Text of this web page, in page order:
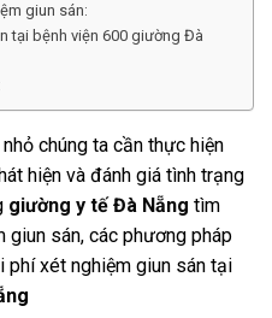
giun sán:
tại bệnh viện 600 giường Đà
chúng ta cần thực hiện
hiện và đánh giá tình trạng
giường y tế Đà Nẵng tìm
giun sán, các phương pháp
phí xét nghiệm giun sán tại